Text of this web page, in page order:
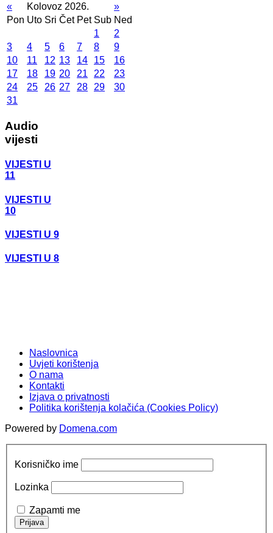
« Kolovoz 2026.
»
Pon Uto Sri Čet Pet Sub Ned
1
2
3
4 5 6 7 8
9
10
11 12 13 14 15
16
17
18 19 20 21 22
23
24
25 26 27 28 29
30
31
Audio
vijesti
VIJESTI U
11
VIJESTI U
10
VIJESTI U 9
VIJESTI U 8
Naslovnica
Uvjeti korištenja
O nama
Kontakti
Izjava o privatnosti
Politika korištenja kolačića (Cookies Policy)
Powered by Domena.com
Korisničko ime
Lozinka
Zapamti me